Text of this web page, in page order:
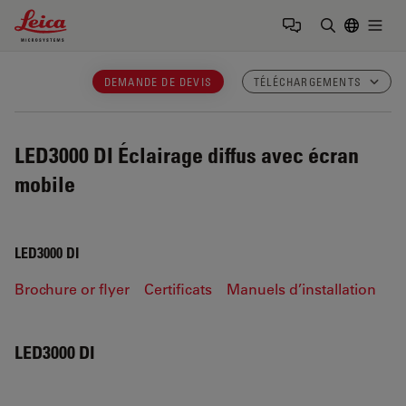
Leica Microsystems Logo
DEMANDE DE DEVIS TÉLÉCHARGEMENTS
LED3000 DI Éclairage diffus avec écran
mobile
LED3000 DI
Brochure or flyer Certificats Manuels d’installation
LED3000 DI